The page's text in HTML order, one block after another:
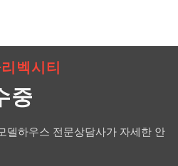
벡시티
중
델하우스 전문상담사가 자세한 안